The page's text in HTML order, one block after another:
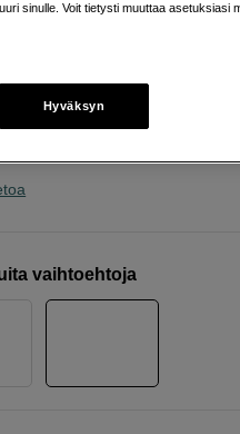
myymälä
Varastotilanne
bassoa ja keskialuetta
ei-toivotut bassoheijastukset
vaihtoehtoja
sinulle. Voit tietysti muuttaa asetuksiasi
Hyväksyn